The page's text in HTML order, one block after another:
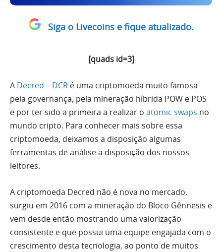
Siga o Livecoins e fique atualizado.
[quads id=3]
A Decred – DCR é uma criptomoeda muito famosa
pela governança, pela mineração híbrida POW e POS
e por ter sido a primeira a realizar o atomic swaps no
mundo cripto. Para conhecer mais sobre essa
criptomoeda, deixamos a disposição algumas
ferramentas de análise a disposição dos nossos
leitores.
A criptomoeda Decred não é nova no mercado,
surgiu em 2016 com a mineração do Bloco Gênnesis e
vem desde então mostrando uma valorização
consistente e que possui uma equipe engajada com o
crescimento desta tecnologia, ao ponto de muitos